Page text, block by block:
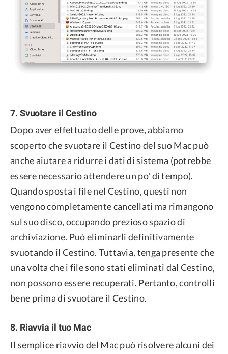
7. Svuotare il Cestino
Dopo aver effettuato delle prove, abbiamo
scoperto che svuotare il Cestino del suo Mac può
anche aiutare a ridurre i dati di sistema (potrebbe
essere necessario attendere un po' di tempo).
Quando sposta i file nel Cestino, questi non
vengono completamente cancellati ma rimangono
sul suo disco, occupando prezioso spazio di
archiviazione. Può eliminarli definitivamente
svuotando il Cestino. Tuttavia, tenga presente che
una volta che i file sono stati eliminati dal Cestino,
non possono essere recuperati. Pertanto, controlli
bene prima di svuotare il Cestino.
8. Riavvia il tuo Mac
Il semplice riavvio del Mac può risolvere alcuni dei